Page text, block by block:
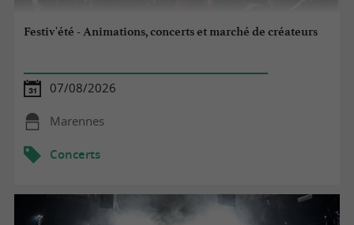
Festiv'été - Animations, concerts et marché de créateurs
07/08/2026
Marennes
Concerts